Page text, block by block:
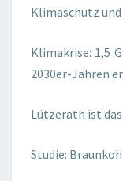
Klimaschutz
Klimakrise: 1,5
2030er-Jahren
Lützerath ist
Studie: